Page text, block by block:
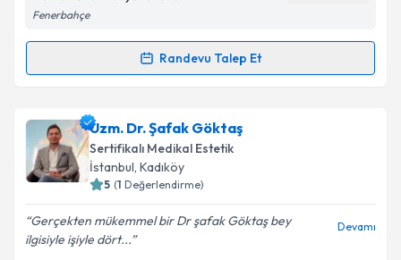
Kişisel verilerimin işlenmesine ilişkin
Metni'ni okudum ve kişisel verilerimin belirtilen
Takvim Talebini Gönder
Fenerbahçe
Randevu Talep Et
Randevu Takvimi Talebi
Dr. İpek Tüzüniçin randevu takvimi talebi oluşturun.
Size bu uzmandan randevu almanız için bir takvim
hazırlandığında e-posta ile bilgilendireceğiz.
Uzm. Dr. Şafak Göktaş
Sertifikalı Medikal Estetik
İstanbul, Kadıköy
5 (1 Değerlendirme)
Gerçekten mükemmel bir Dr şafak Göktaş bey
ilgisiyle işiyle dört...
Devamı